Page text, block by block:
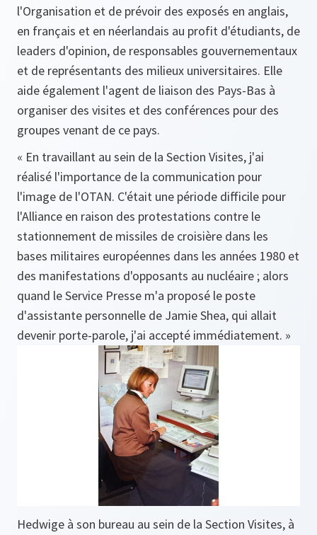
l'Organisation et de prévoir des exposés en anglais,
en français et en néerlandais au profit d'étudiants, de
leaders d'opinion, de responsables gouvernementaux
et de représentants des milieux universitaires. Elle
aide également l'agent de liaison des Pays-Bas à
organiser des visites et des conférences pour des
groupes venant de ce pays.
« En travaillant au sein de la Section Visites, j'ai
réalisé l'importance de la communication pour
l'image de l'OTAN. C'était une période difficile pour
l'Alliance en raison des protestations contre le
stationnement de missiles de croisière dans les
bases militaires européennes dans les années 1980 et
des manifestations d'opposants au nucléaire ; alors
quand le Service Presse m'a proposé le poste
d'assistante personnelle de Jamie Shea, qui allait
devenir porte-parole, j'ai accepté immédiatement. »
Hedwige à son bureau au sein de la Section Visites, à